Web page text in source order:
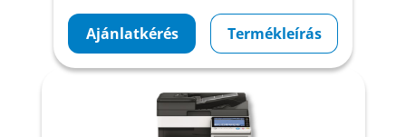
Ajánlatkérés Termékleírás